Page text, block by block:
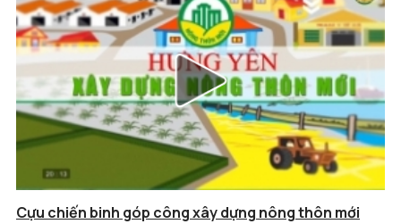
Cựu chiến binh góp công xây dựng nông thôn mới